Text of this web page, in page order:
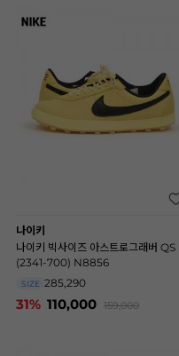
나이키
나이키 빅사이즈 아스트로그래버 QS
(2341-700) N8856
SIZE 285,290
31% 110,000 159,000